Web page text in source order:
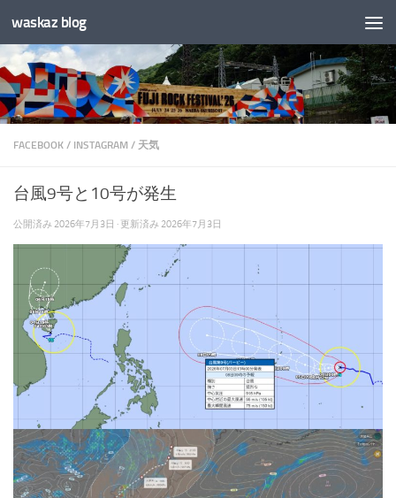
コンテンツへスキップ
waskaz blog
FACEBOOK / INSTAGRAM / 天気
台風9号と10号が発生
公開済み 2026年7月3日 · 更新済み 2026年7月3日